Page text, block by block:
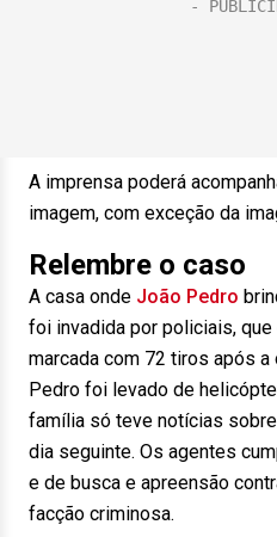
A imprensa poderá
imagem, com exceção da
Relembre o caso
A casa onde João Pedro
foi invadida por policiais, que
marcada com 72 tiros após a
Pedro foi levado de
família só teve notícias
dia seguinte. Os agentes
e de busca e apreensão
facção criminosa.